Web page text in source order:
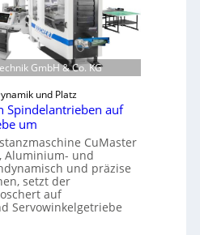
GmbH & Co. KG
und Platz
Spindelantrieben auf
um
CuMaster
Aluminium- und
und präzise
setzt der
auf
Servowinkelgetriebe